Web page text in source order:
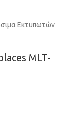
Εκτυπωτών
MLT-